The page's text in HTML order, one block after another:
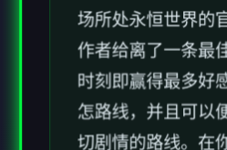
时刻即赢得最多好
怎路线，并且可以
切剧情的路线。在
的这篇攻略里，会
线。不过，游戏也